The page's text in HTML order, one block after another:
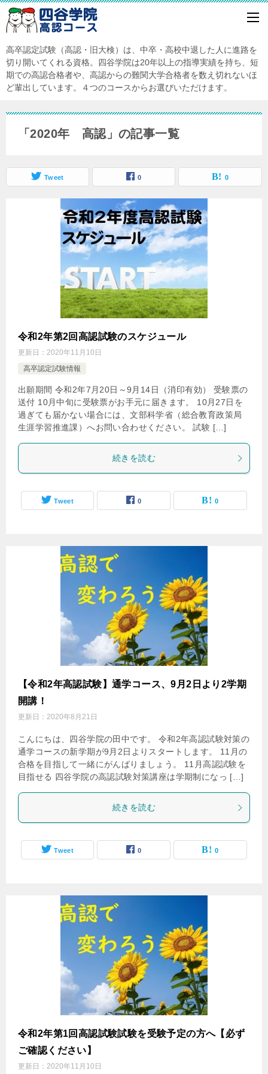
高卒認定試験（高認・旧大検）は、中卒・高校中退した人に進路を
切り開いてくれる資格。四谷学院は20年以上の指導実績を持ち、短
期での高認合格者や、高認からの難関大学合格者を数え切れないほ
ど輩出しています。４つのコースからお選びいただけます。
「2020年 高認」の記事一覧
Tweet 0 0
令和2年第2回高認試験のスケジュール
更新日： 2020年11月10日
高卒認定試験情報
出願期間 令和2年7月20日～9月14日（消印有効） 受験票の
送付 10月中旬に受験票がお手元に届きます。 10月27日を
過ぎても届かない場合には、文部科学省（総合教育政策局
生涯学習推進課）へお問い合わせください。 試験 […]
続きを読む
Tweet 0 0
【令和2年高認試験】通学コース、9月2日より2学期
開講！
更新日： 2020年8月21日
こんにちは、四谷学院の田中です。 令和2年高認試験対策の
通学コースの新学期が9月2日よりスタートします。 11月の
合格を目指して一緒にがんばりましょう。 11月高認試験を
目指せる 四谷学院の高認試験対策講座は学期制になっ […]
続きを読む
Tweet 0 0
令和2年第1回高認試験試験を受験予定の方へ【必ず
ご確認ください】
更新日： 2020年11月10日